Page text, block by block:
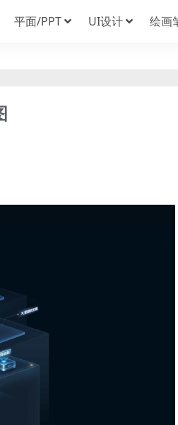
平面/PPT UI设计 绘画